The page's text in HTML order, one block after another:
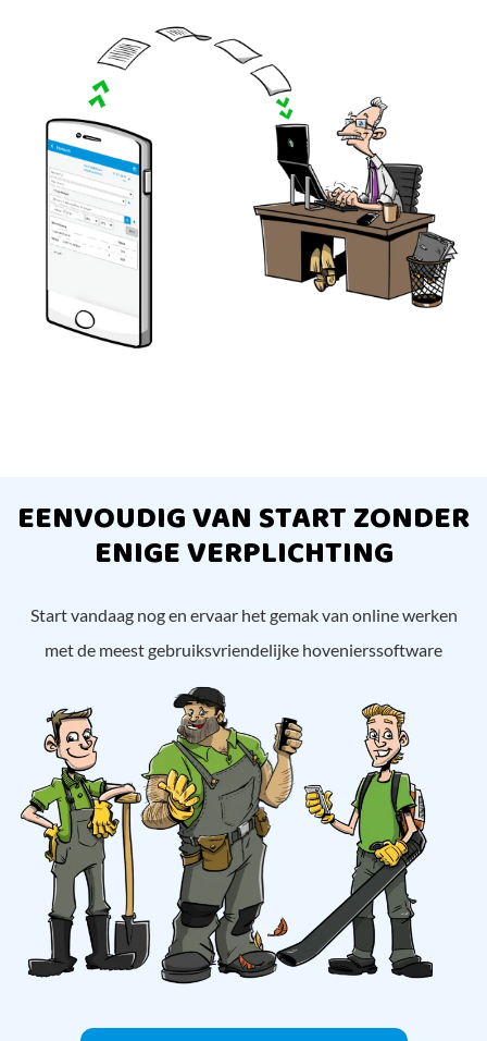
EENVOUDIG VAN START ZONDER
ENIGE VERPLICHTING
Start vandaag nog en ervaar het gemak van online werken
met de meest gebruiksvriendelijke hovenierssoftware